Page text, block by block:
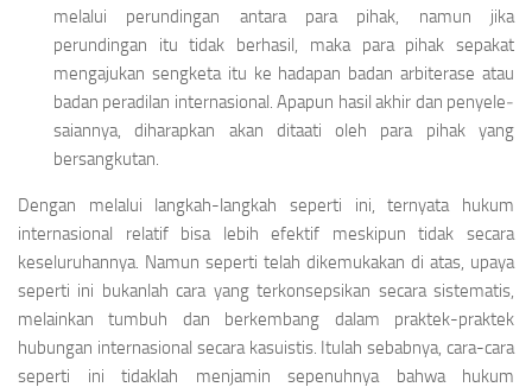
melalui perundingan antara para pihak, namun jika
perundingan itu tidak berhasil, maka para pihak sepakat
mengajukan sengketa itu ke hadapan badan arbiterase atau
badan peradilan internasional. Apapun hasil akhir dan penyele­
saiannya, diharapkan akan ditaati oleh para pihak yang
bersangkutan.
Dengan melalui langkah-langkah seperti ini, ternyata hukum
internasional relatif bisa lebih efektif meskipun tidak secara
keseluruhannya. Namun seperti telah dikemukakan di atas, upaya
seperti ini bukanlah cara yang terkonsepsikan secara sistematis,
melainkan tumbuh dan berkembang dalam praktek-praktek
hubungan internasional secara kasuistis. Itulah sebabnya, cara-cara
seperti ini tidaklah menjamin sepenuhnya bahwa hukum